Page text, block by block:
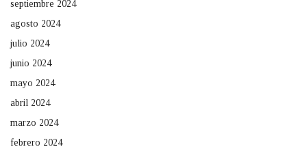
septiembre 2024
agosto 2024
julio 2024
junio 2024
mayo 2024
abril 2024
marzo 2024
febrero 2024